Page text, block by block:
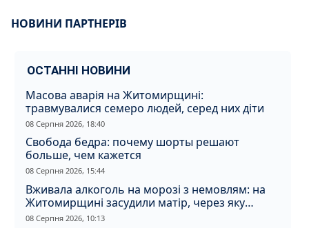
НОВИНИ ПАРТНЕРІВ
ОСТАННІ НОВИНИ
Масова аварія на Житомирщині:
травмувалися семеро людей, серед них діти
08 Серпня 2026, 18:40
Свобода бедра: почему шорты решают
больше, чем кажется
08 Серпня 2026, 15:44
Вживала алкоголь на морозі з немовлям: на
Житомирщині засудили матір, через яку
дитина отримала обмороження
08 Серпня 2026, 10:13